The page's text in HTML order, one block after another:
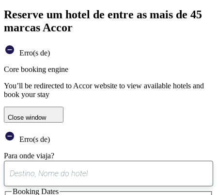
Reserve um hotel de entre as mais de 45
marcas Accor
Erro(s de)
Core booking engine
You’ll be redirected to Accor website to view available hotels and
book your stay
Close window
Erro(s de)
Para onde viaja?
sugestão
encontrada
Booking Dates